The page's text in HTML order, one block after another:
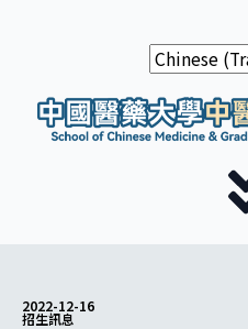
2022-12-16
招生訊息